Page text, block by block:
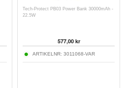
Tech-Protect PB03 Power Bank 30000mAh -
22.5W
577,00kr
ARTIKELNR: 3011068-VAR